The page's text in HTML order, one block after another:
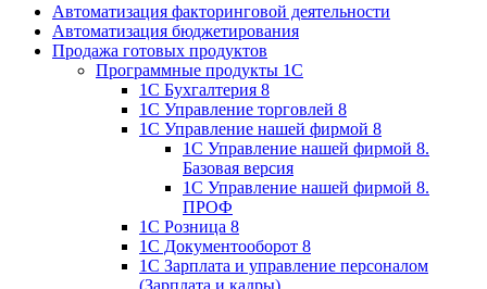
Автоматизация факторинговой деятельности
Автоматизация бюджетирования
Продажа готовых продуктов
Программные продукты 1С
1С Бухгалтерия 8
1С Управление торговлей 8
1С Управление нашей фирмой 8
1С Управление нашей фирмой 8.
Базовая версия
1С Управление нашей фирмой 8.
ПРОФ
1С Розница 8
1С Документооборот 8
1С Зарплата и управление персоналом
(Зарплата и кадры)